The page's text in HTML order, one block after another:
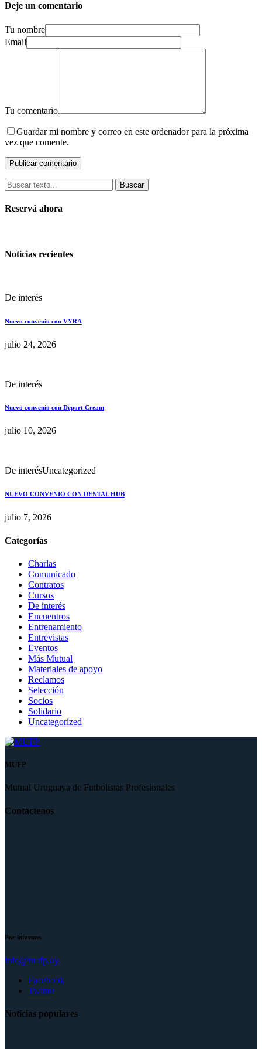
Deje un comentario
Tu nombre
Email
Tu comentario
Guardar mi nombre y correo en este ordenador para la próxima
vez que comente.
Buscar
Reservá ahora
Noticias recientes
De interés
Nuevo convenio con VYRA
julio 24, 2026
De interés
Nuevo convenio con Deport Cream
julio 10, 2026
De interésUncategorized
NUEVO CONVENIO CON DENTAL HUB
julio 7, 2026
Categorías
Charlas
Comunicado
Contratos
Cursos
De interés
Encuentros
Entrenamiento
Entrevistas
Eventos
Más Mutual
Materiales de apoyo
Reclamos
Selección
Socios
Solidario
Uncategorized
MUFP
Mutual Uruguaya de Futbolistas Profesionales
Contáctenos
Por informes
info@mufp.uy
Facebook
Twitter
Noticias populares